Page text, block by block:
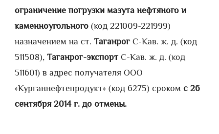
ограничение погрузки мазута нефтяного и
каменноугольного (код 221009-221999)
назначением на ст. Таганрог С-Кав. ж. д. (код
511508), Таганрог-экспорт С-Кав. ж. д. (код
511601) в адрес получателя ООО
«Курганнефтепродукт» (код 6275) сроком с 26
сентября 2014 г. до отмены.